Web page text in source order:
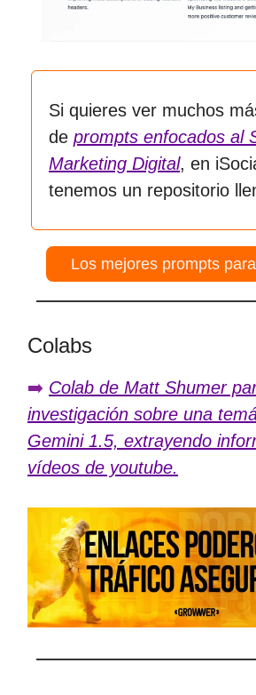
Si quieres ver muchos
de prompts enfocados al
Marketing Digital, en
tenemos un repositorio
Los mejores prompts
Colabs
➡️ Colab de Matt Shumer
investigación sobre una
Gemini 1.5, extrayendo
vídeos de youtube.